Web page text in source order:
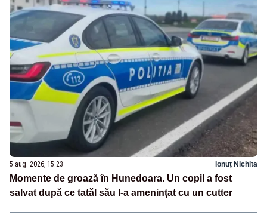
5 aug. 2026, 15:23 Ionuț Nichita
Momente de groază în Hunedoara. Un copil a fost
salvat după ce tatăl său l-a amenințat cu un cutter